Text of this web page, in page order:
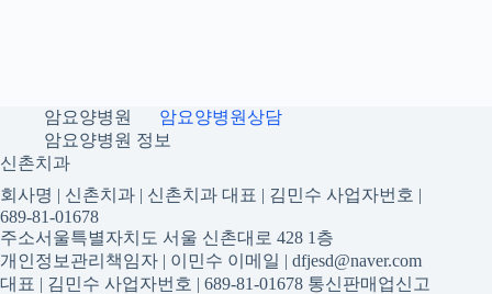
암요양병원
암요양병원상담
암요양병원 정보
신촌치과
회사명 | 신촌치과 | 신촌치과 대표 | 김민수 사업자번호 |
689-81-01678
주소서울특별자치도 서울 신촌대로 428 1층
개인정보관리책임자 | 이민수 이메일 | dfjesd@naver.com
대표 | 김민수 사업자번호 | 689-81-01678 통신판매업신고